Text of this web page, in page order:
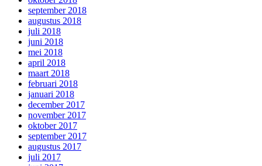
september 2018
augustus 2018
juli 2018
juni 2018
mei 2018
april 2018
maart 2018
februari 2018
januari 2018
december 2017
november 2017
oktober 2017
september 2017
augustus 2017
juli 2017